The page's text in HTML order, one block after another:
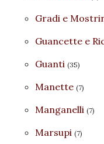
Gradi e
Guancette e
Guanti (35)
Manette (7)
Manganelli (7)
Marsupi (7)